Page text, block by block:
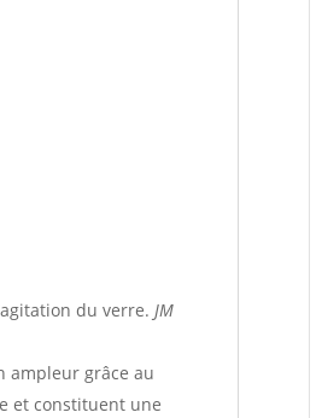
du verre.JM
ampleur grâce au
et constituent une